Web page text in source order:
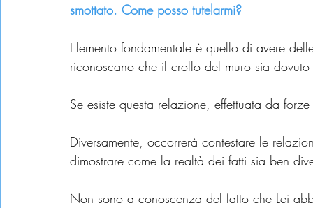
smottato. Come posso tutelarmi?
Elemento fondamentale è quello di avere
riconoscano che il crollo del muro sia
Se esiste questa relazione, effettuata da
Diversamente, occorrerà contestare le
dimostrare come la realtà dei fatti sia ben
Non sono a conoscenza del fatto che Lei